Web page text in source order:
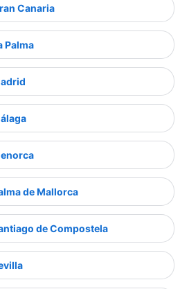
Canaria
Palma
de Mallorca
de Compostela